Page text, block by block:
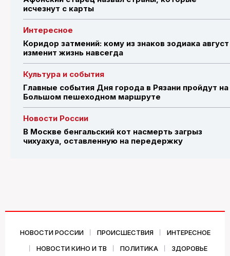
исчезнут с карты
Интересное
Коридор затмений: кому из знаков зодиака август
изменит жизнь навсегда
Культура и события
Главные события Дня города в Рязани пройдут на
Большом пешеходном маршруте
Новости России
В Москве бенгальский кот насмерть загрыз
чихуахуа, оставленную на передержку
НОВОСТИ РОССИИ ПРОИСШЕСТВИЯ
ИНТЕРЕСНОЕ
НОВОСТИ КИНО И ТВ
ПОЛИТИКА ЗДОРОВЬЕ